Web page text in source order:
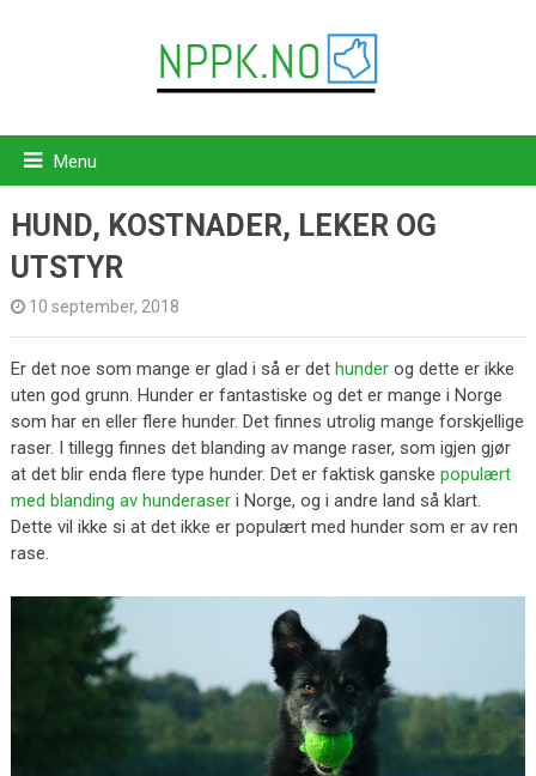
Menu
HUND, KOSTNADER, LEKER OG
UTSTYR
10 september, 2018
Er det noe som mange er glad i så er det hunderog dette er ikke
uten god grunn. Hunder er fantastiske og det er mange i Norge
som har en eller flere hunder. Det finnes utrolig mange forskjellige
raser. I tillegg finnes det blanding av mange raser, som igjen gjør
at det blir enda flere type hunder. Det er faktisk ganske populært
med blanding av hunderaseri Norge, og i andre land så klart.
Dette vil ikke si at det ikke er populært med hunder som er av ren
rase.